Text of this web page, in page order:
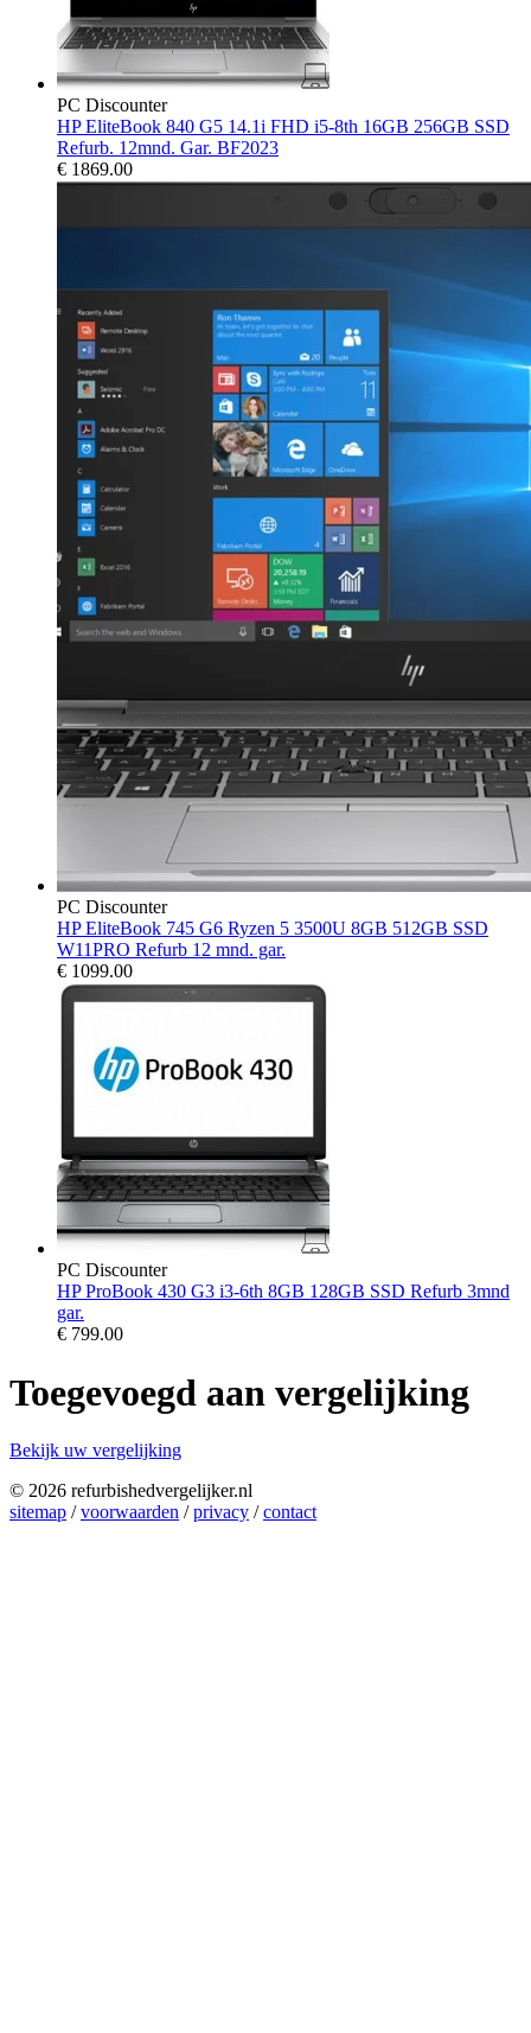
PC Discounter
HP EliteBook 840 G5 14.1i FHD i5-8th 16GB 256GB SSD
Refurb. 12mnd. Gar. BF2023
€ 1869.00
PC Discounter
HP EliteBook 745 G6 Ryzen 5 3500U 8GB 512GB SSD
W11PRO Refurb 12 mnd. gar.
€ 1099.00
PC Discounter
HP ProBook 430 G3 i3-6th 8GB 128GB SSD Refurb 3mnd
gar.
€ 799.00
Toegevoegd aan vergelijking
Bekijk uw vergelijking
© 2026 refurbishedvergelijker.nl
sitemap /voorwaarden /privacy /contact